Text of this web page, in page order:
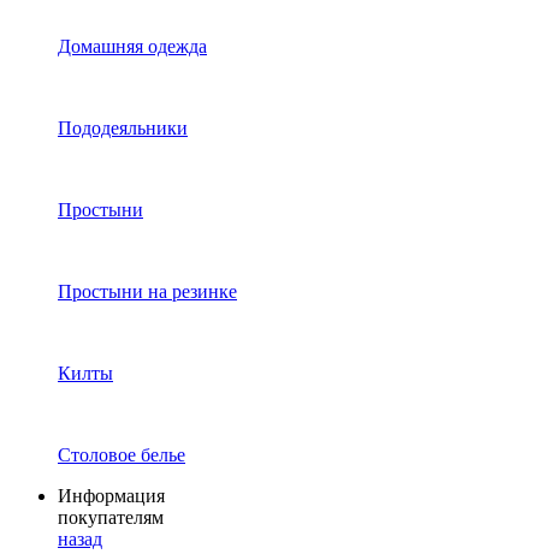
Домашняя одежда
Пододеяльники
Простыни
Простыни на резинке
Килты
Столовое белье
Информация
покупателям
назад